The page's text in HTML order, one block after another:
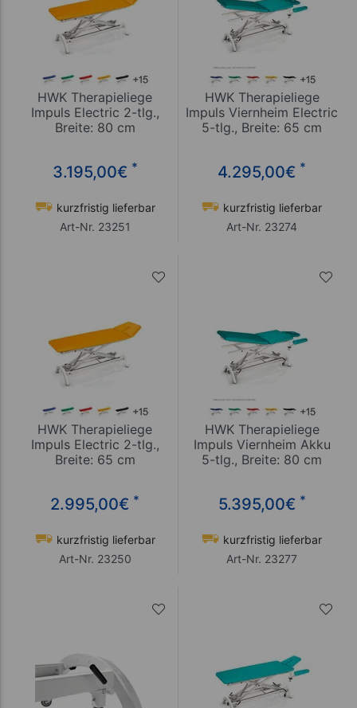
HWK Therapieliege
Impuls Electric 2-tlg.,
Breite: 80 cm
3.195,00€ *
kurzfristig lieferbar
Art-Nr. 23251
HWK Therapieliege
Impuls Viernheim Electric
5-tlg., Breite: 65 cm
4.295,00€ *
kurzfristig lieferbar
Art-Nr. 23274
HWK Therapieliege
Impuls Electric 2-tlg.,
Breite: 65 cm
2.995,00€ *
kurzfristig lieferbar
Art-Nr. 23250
HWK Therapieliege
Impuls Viernheim Akku
5-tlg., Breite: 80 cm
5.395,00€ *
kurzfristig lieferbar
Art-Nr. 23277